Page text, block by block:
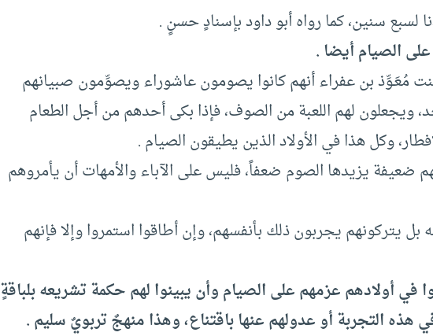
لسبع سنين، كما رواه أبو داود بإسنادٍ حسنٍ .
الصيام أيضا .
مُعَـوِّذ بن عفراء أنهم كانوا يصومون عاشوراء ويصوِّمون صبيانهم
ويجعلون لهم اللعبة من الصوف، فإذا بكى أحدهم من أجل الطعام
وكل هذا في الأولاد الذين يطيقون الصيام .
يزيدها الصوم ضعفاً، فليس على الآباء والأمهات أن يأمروهم
يتركونهم يجربون ذلك بأنفسهم، وإن أطاقوا استمروا وإلا فإنهم
في أولادهم عزمهم على الصيام وأن يبينوا لهم حكمة تشريعه بلباقةٍ
التجربة أو عدولهم عنها باقتناع، وهذا منهجٌ تربويٌ سليم .